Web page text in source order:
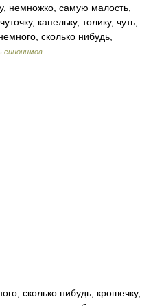
немножко, самую малость,
капельку, толику, чуть,
сколько нибудь,
синонимов
сколько нибудь, крошечку,